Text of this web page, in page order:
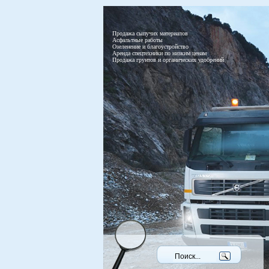
Продажа сыпучих материалов
Асфальтные работы
Озеленение и благоустройство
Аренда спецтехники по низким ценам
Продажа грунтов и органических удобрений